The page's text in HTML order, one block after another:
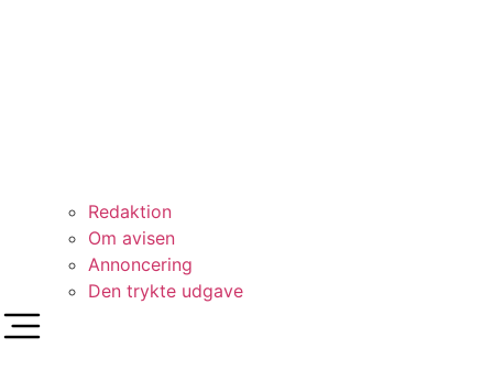
Redaktion
Om avisen
Annoncering
Den trykte udgave